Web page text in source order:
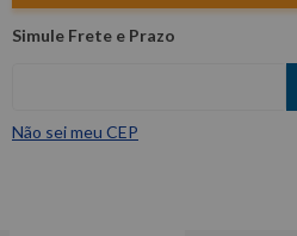
Não sei meu CEP